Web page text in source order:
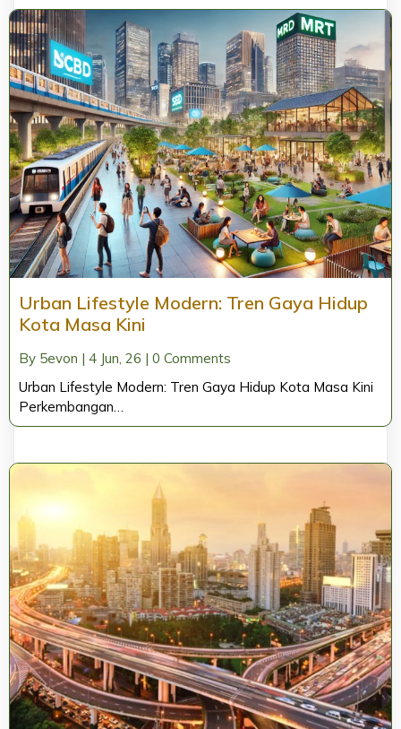
Urban Lifestyle Modern: Tren Gaya Hidup
Kota Masa Kini
By 5evon | 4 Jun, 26 | 0 Comments
Urban Lifestyle Modern: Tren Gaya Hidup Kota Masa Kini
Perkembangan…